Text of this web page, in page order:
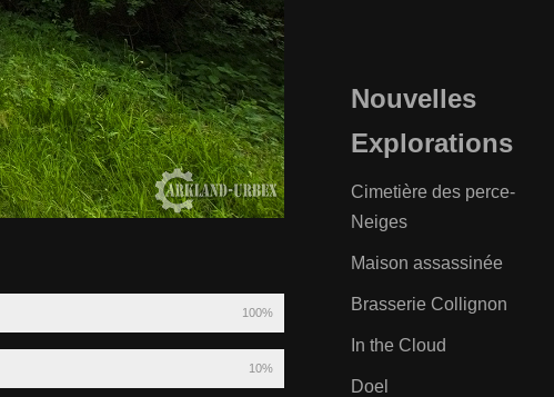
100%
10%
Nouvelles
Explorations
Cimetière des perce-
Neiges
Maison assassinée
Brasserie Collignon
In the Cloud
Doel